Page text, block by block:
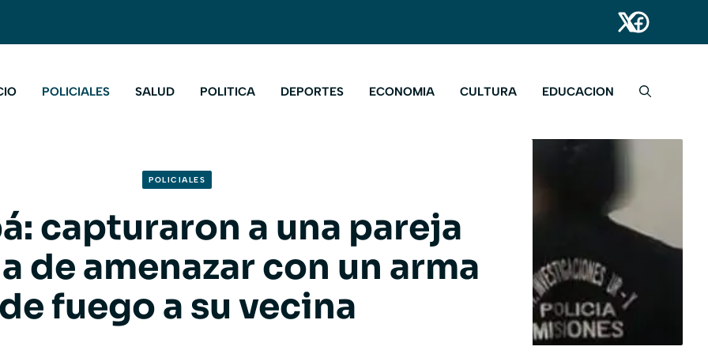
POLICIALES SALUD POLITICA DEPORTES ECONOMIA CULTURA EDUCACION
POLICIALES
capturaron a una pareja
de amenazar con un arma
de fuego a su vecina